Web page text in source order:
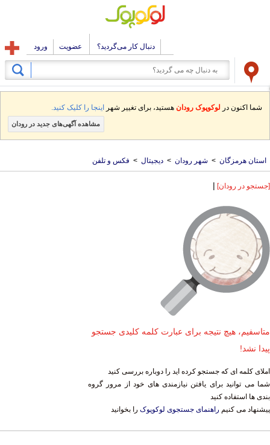
دنبال کار می‌گردید؟ عضویت ورود
شما اکنون در لوکوپوک رودان هستید، برای تغییر شهر اینجا را کلیک کنید.
مشاهده آگهی‌های جدید در رودان
استان هرمزگان > شهر رودان > دیجیتال > فکس و تلفن
[جستجو در رودان] |
متاسفیم، هیچ نتیجه برای عبارت کلمه کلیدی جستجو
پیدا نشد!
املای کلمه ای که جستجو کرده اید را دوباره بررسی کنید
شما می توانید برای یافتن نیازمندی های خود از مرور گروه
بندی ها استفاده کنید
پیشنهاد می کنیم راهنمای جستجوی لوکوپوک را بخوانید